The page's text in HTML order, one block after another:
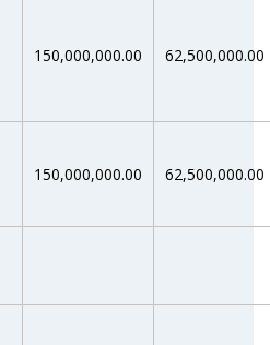
150,000,000.00 62,500,000.00
150,000,000.00 62,500,000.00